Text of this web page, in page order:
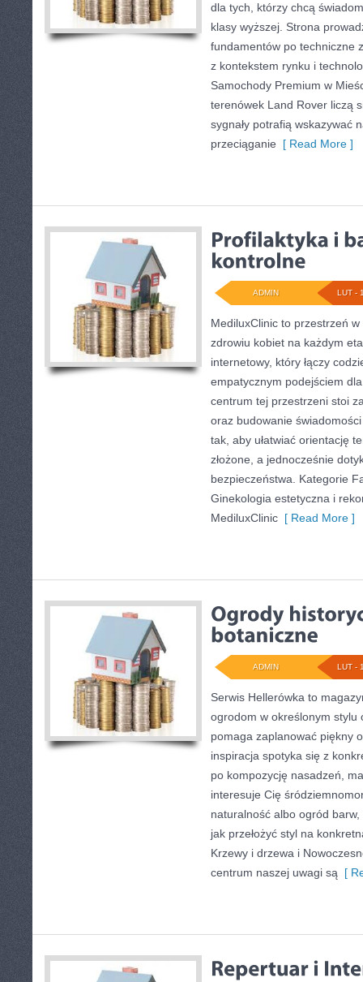
dla tych, którzy chcą
klasy wyższej. Strona
fundamentów po techniczne
z kontekstem rynku i
Samochody Premium w
terenówek Land Rover liczą
sygnały potrafią wskazywać
przeciąganie [ Read More ]
LUT -
ADMIN
MediluxClinic to przestrzeń
zdrowiu kobiet na każdym
internetowy, który łączy
empatycznym podejściem
centrum tej przestrzeni stoi
oraz budowanie
tak, aby ułatwiać orientację
złożone, a jednocześnie
bezpieczeństwa. Kategorie
Ginekologia estetyczna i
MediluxClinic [ Read More ]
LUT -
ADMIN
Serwis Hellerówka to
ogrodom w określonym stylu
pomaga zaplanować piękny
inspiracja spotyka się z
po kompozycję nasadzeń,
interesuje Cię
naturalność albo ogród
jak przełożyć styl na
Krzewy i drzewa i
centrum naszej uwagi są [